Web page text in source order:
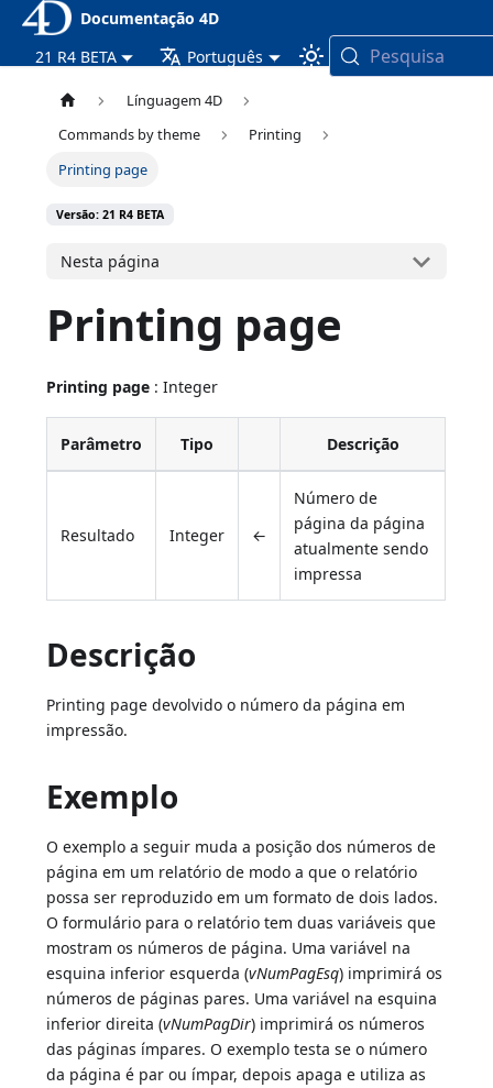
Documentação 4D
21 R4 BETA
Português Pesquisa
Línguagem 4D
Commands by theme
Printing
Printing page
Versão: 21 R4 BETA
Nesta página
Printing page
Printing page : Integer
Parâmetro Tipo Descrição
Resultado Integer ←
Número de
página da página
atualmente sendo
impressa
Descrição
Printing page devolvido o número da página em
impressão.
Exemplo
O exemplo a seguir muda a posição dos números de
página em um relatório de modo a que o relatório
possa ser reproduzido em um formato de dois lados.
O formulário para o relatório tem duas variáveis que
mostram os números de página. Uma variável na
esquina inferior esquerda (vNumPagEsq) imprimirá os
números de páginas pares. Uma variável na esquina
inferior direita (vNumPagDir) imprimirá os números
das páginas ímpares. O exemplo testa se o número
da página é par ou ímpar, depois apaga e utiliza as